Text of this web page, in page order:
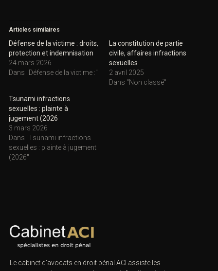
Articles similaires
Défense de la victime : droits,
protection et indemnisation
24 mars 2026
Dans "Défense de la victime :"
La constitution de partie
civile, affaires infractions
sexuelles
2 avril 2025
Dans "Non classé"
Tsunami infractions
sexuelles : plainte à
jugement (2026
3 mars 2026
Dans "Tsunami infractions
sexuelles : plainte à jugement
(2026"
Le cabinet d’avocats en droit pénal ACI assiste les